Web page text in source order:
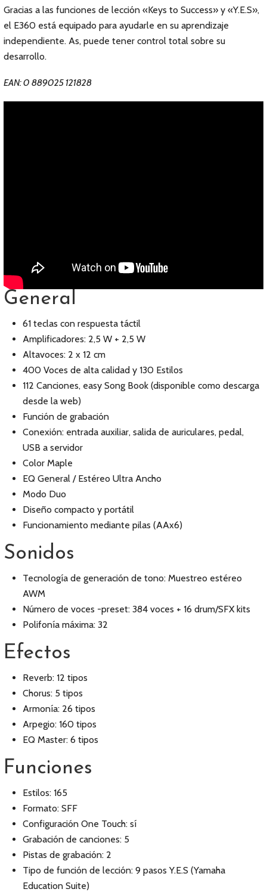
Gracias a las funciones de lección «Keys to Success» y «Y.E.S»,
el E360 está equipado para ayudarle en su aprendizaje
independiente. As, puede tener control total sobre su
desarrollo.
EAN: 0 889025 121828
General
61 teclas con respuesta táctil
Amplificadores: 2,5 W + 2,5 W
Altavoces: 2 x 12 cm
400 Voces de alta calidad y 130 Estilos
112 Canciones, easy Song Book (disponible como descarga
desde la web)
Función de grabación
Conexión: entrada auxiliar, salida de auriculares, pedal,
USB a servidor
Color Maple
EQ General / Estéreo Ultra Ancho
Modo Duo
Diseño compacto y portátil
Funcionamiento mediante pilas (AAx6)
Sonidos
Tecnología de generación de tono: Muestreo estéreo
AWM
Número de voces -preset: 384 voces + 16 drum/SFX kits
Polifonía máxima: 32
Efectos
Reverb: 12 tipos
Chorus: 5 tipos
Armonía: 26 tipos
Arpegio: 160 tipos
EQ Master: 6 tipos
Funciones
Estilos: 165
Formato: SFF
Configuración One Touch: sí
Grabación de canciones: 5
Pistas de grabación: 2
Tipo de función de lección: 9 pasos Y.E.S (Yamaha
Education Suite)